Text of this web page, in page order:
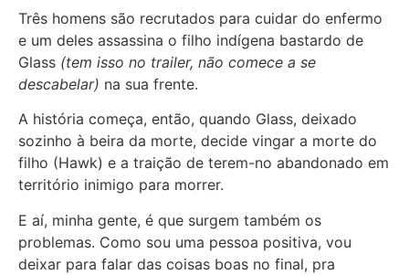
Três homens são recrutados para cuidar do enfermo
e um deles assassina o filho indígena bastardo de
Glass (tem isso no trailer, não comece a se
descabelar) na sua frente.
A história começa, então, quando Glass, deixado
sozinho à beira da morte, decide vingar a morte do
filho (Hawk) e a traição de terem-no abandonado em
território inimigo para morrer.
E aí, minha gente, é que surgem também os
problemas. Como sou uma pessoa positiva, vou
deixar para falar das coisas boas no final, pra